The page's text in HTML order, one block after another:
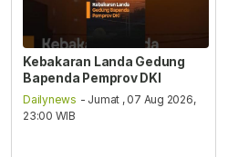
Kebakaran Landa Gedung
Bapenda Pemprov DKI
Dailynews - Jumat , 07 Aug 2026,
23:00 WIB